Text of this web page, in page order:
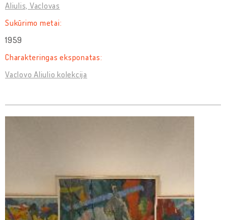
Aliulis, Vaclovas
Sukūrimo metai:
1959
Charakteringas eksponatas:
Vaclovo Aliulio kolekcija